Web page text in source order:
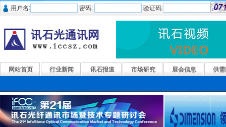
用户名: 密码: 验证码:
网站首页 行业新闻 讯石报道 市场研究 展会信息 供